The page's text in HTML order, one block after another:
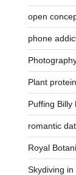
open
phone
Plant
Puffing Billy
romantic
Royal
Skydiving in